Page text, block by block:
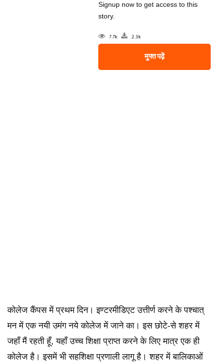
Signup now to get access to this
story.
7.7k 2.3k
मुफ्त पढ़ें
कोलेज कैंपस में प्रथम दिन। इण्टरमीडिएट उत्तीर्ण करने के पश्चात्
मन में एक नयी उमंग नये कोलेज में जाने का। इस छोटे-से शहर में
जहाँ मैं रहती हूँ, यहाँ उच्च शिक्षा प्राप्त करने के लिए मात्र एक ही
कोलेज है। इसमें भी सहशिक्षा प्रणाली लागू है। शहर में बालिकाओं